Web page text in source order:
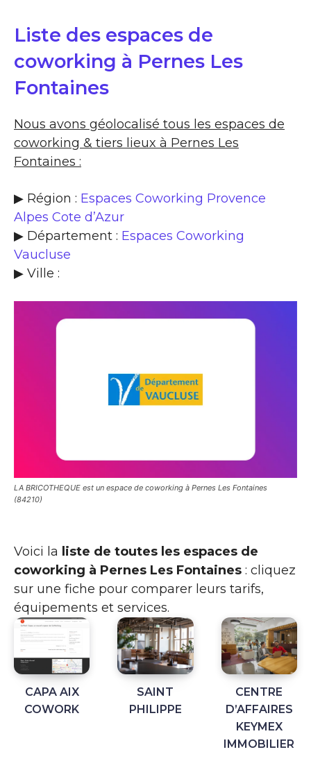
Liste des espaces de
coworking à Pernes Les
Fontaines
Nous avons géolocalisé tous les espaces de
coworking & tiers lieux à Pernes Les
Fontaines :
▶ Région : Espaces Coworking Provence
Alpes Cote d’Azur
▶ Département : Espaces Coworking
Vaucluse
▶ Ville :
LA BRICOTHEQUE est un espace de coworking à Pernes Les Fontaines
(84210)
Voici la liste de toutes les espaces de
coworking à Pernes Les Fontaines : cliquez
sur une fiche pour comparer leurs tarifs,
équipements et services.
CAPA AIX
COWORK
SAINT
PHILIPPE
CENTRE
D’AFFAIRES
KEYMEX
IMMOBILIER